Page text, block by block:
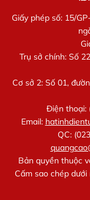
Giấy phép số: 15/
Trụ sở chính: Số
Cơ sở 2: Số 01,
Điện thoại:
Email:
QC:
Bản quyền thuộc
Cấm sao chép